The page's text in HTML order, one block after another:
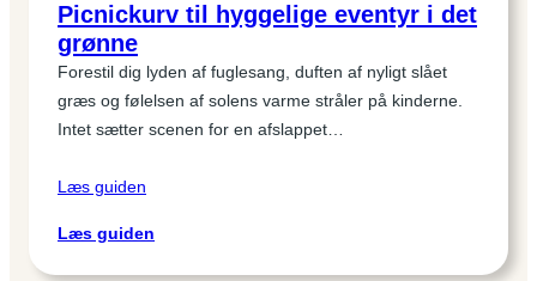
udendørs
Picnickurv til hyggelige eventyr i det
grønne
Forestil dig lyden af fuglesang, duften af nyligt slået
græs og følelsen af solens varme stråler på kinderne.
Intet sætter scenen for en afslappet…
Læs guiden
Læs guiden